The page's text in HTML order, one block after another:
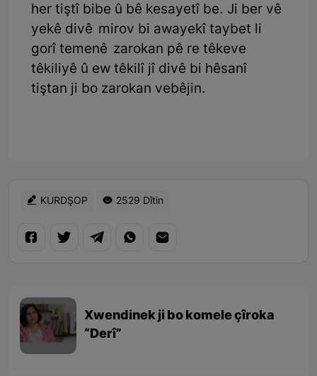
her tiştî bibe û bê kesayetî be. Ji ber vê
yekê divê mirov bi awayekî taybet li
gorî temenê zarokan pê re têkeve
têkiliyê û ew têkilî jî divê bi hêsanî
tiştan ji bo zarokan vebêjin.
KURDŞOP 2529 Dîtin
Xwendinek ji bo komele çîroka
“Derî”